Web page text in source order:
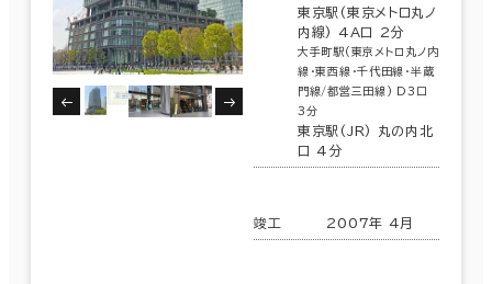
東京駅(東京メトロ丸ノ
内線) 4A口 2分
大手町駅(東京メトロ丸ノ内
線･東西線･千代田線･半蔵
門線/都営三田線) D3口
3分
東京駅(JR) 丸の内北
口 4分
竣工 2007年 4月